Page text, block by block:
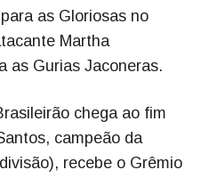
as Gloriosas no
Martha
as Gurias Jaconeras.
chega ao fim
campeão da
recebe o Grêmio